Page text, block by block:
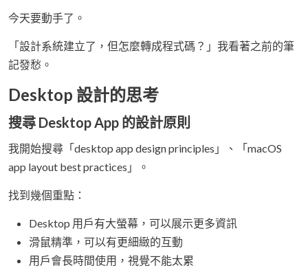
今天要動手了。
「設計系統建立了，但怎麼轉成程式碼？」我看著之前的筆
記發愁。
Desktop 設計的思考
搜尋 Desktop App 的設計原則
我開始搜尋「desktop app design principles」、「macOS
app layout best practices」。
找到幾個重點：
Desktop 用戶有大螢幕，可以展示更多資訊
滑鼠精準，可以有更細緻的互動
用戶會長時間使用，視覺不能太累